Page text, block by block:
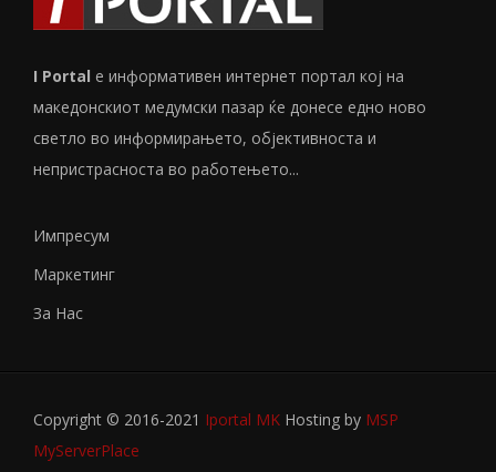
I Portal е информативен интернет портал кој на
македонскиот медумски пазар ќе донесе едно ново
светло во информирањето, објективноста и
непристрасноста во работењето...
Импресум
Маркетинг
За Нас
Copyright © 2016-2021 Iportal MK Hosting by MSP
MyServerPlace